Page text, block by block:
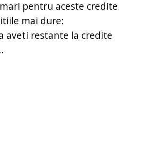
pentru aceste credite
mai dure:
aveti restante la credite